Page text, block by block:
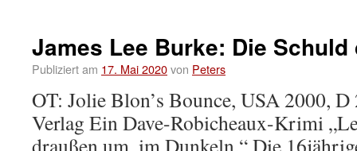
James Lee Burke: Die Schuld
Publiziert am 17. Mai 2020von Peters
OT: Jolie Blon’s Bounce, USA 2000, D
Verlag Ein Dave-Robicheaux-Krimi
draußen um, im Dunkeln.“ Die